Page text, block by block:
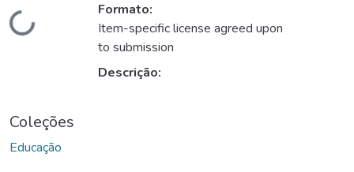
Carregando...
Formato:
Item-specific license agreed upon
to submission
Descrição:
Coleções
Educação